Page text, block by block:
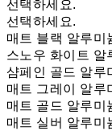
선택하세요.
선택하세요.
매트 블랙 알루미
스노우 화이트 알
샴페인 골드 알루
매트 그레이 알루
매트 골드 알루미
매트 실버 알루미